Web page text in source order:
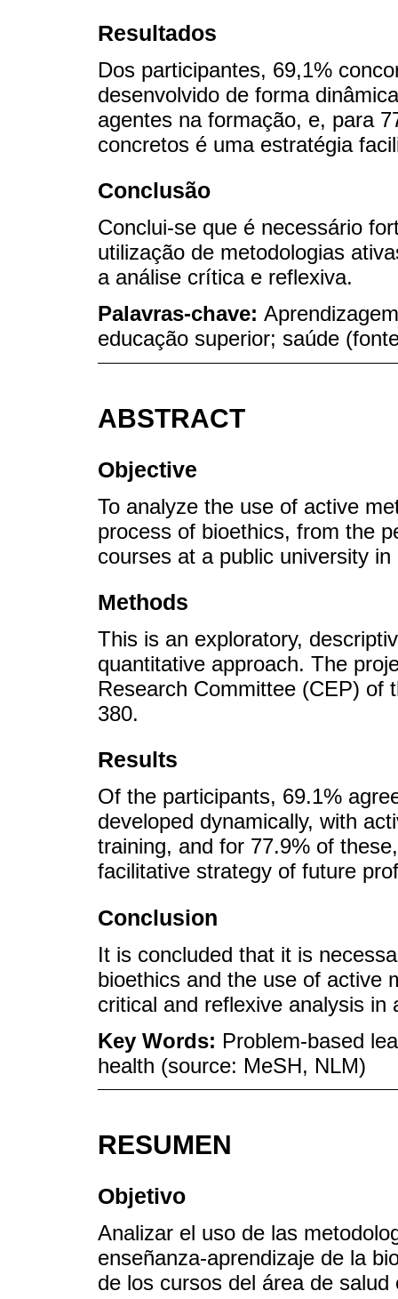
Resultados
Dos participantes, 69,1%
desenvolvido de forma
agentes na formação, e, para
concretos é uma estratégia
Conclusão
Conclui-se que é necessário
utilização de metodologias
a análise crítica e reflexiva.
Palavras-chave:
educação superior; saúde
ABSTRACT
Objective
To analyze the use of active
process of bioethics, from the
courses at a public university in
Methods
This is an exploratory,
quantitative approach. The
Research Committee (CEP) of
380.
Results
Of the participants, 69.1%
developed dynamically, with
training, and for 77.9% of
facilitative strategy of future
Conclusion
It is concluded that it is
bioethics and the use of active
critical and reflexive analysis in
Key Words: Problem-based
health (source: MeSH, NLM)
RESUMEN
Objetivo
Analizar el uso de las
enseñanza-aprendizaje de la
de los cursos del área de